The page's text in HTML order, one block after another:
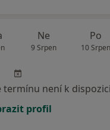
Ne
9 Srpen
Po
10 Srpen
termínu není k dispozici
profil